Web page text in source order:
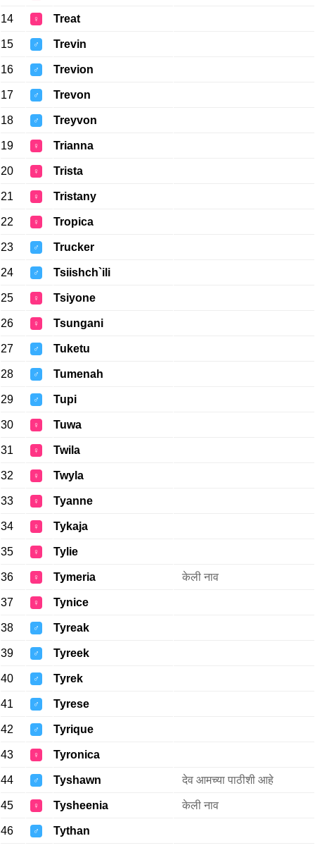
14 ♀ Treat
15 ♂ Trevin
16 ♂ Trevion
17 ♂ Trevon
18 ♂ Treyvon
19 ♀ Trianna
20 ♀ Trista
21 ♀ Tristany
22 ♀ Tropica
23 ♂ Trucker
24 ♂ Tsiishch`ili
25 ♀ Tsiyone
26 ♀ Tsungani
27 ♂ Tuketu
28 ♂ Tumenah
29 ♂ Tupi
30 ♀ Tuwa
31 ♀ Twila
32 ♀ Twyla
33 ♀ Tyanne
34 ♀ Tykaja
35 ♀ Tylie
36 ♀ Tymeria केली नाव
37 ♀ Tynice
38 ♂ Tyreak
39 ♂ Tyreek
40 ♂ Tyrek
41 ♂ Tyrese
42 ♂ Tyrique
43 ♀ Tyronica
44 ♂ Tyshawn देव आमच्या पाठीशी आहे
45 ♀ Tysheenia केली नाव
46 ♂ Tythan